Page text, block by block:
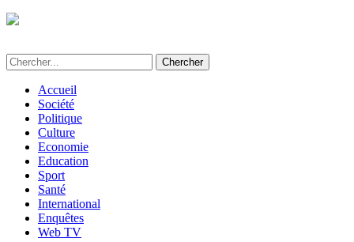
Accueil
Société
Politique
Culture
Economie
Education
Sport
Santé
International
Enquêtes
Web TV